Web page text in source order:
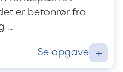
er betonrør fra
...
Se opgave +